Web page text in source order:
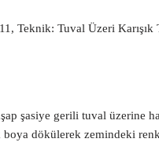
Teknik: Tuval Üzeri
şasiye gerili tuval üzerine
dökülerek zemindeki